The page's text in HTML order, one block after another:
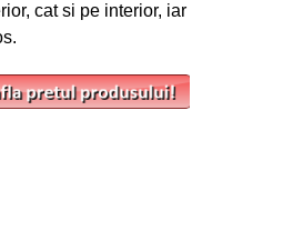
cat si pe interior, iar